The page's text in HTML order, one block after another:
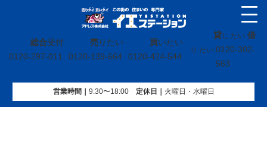
総合受付
0120-297-011
売りたい
0120-139-664
買いたい
0120-424-544
貸し たい 借
り たい 0120-302-
563
営業時間｜ 9:30〜18:00定休⽇｜ 火曜⽇・水曜⽇
イエステーション»売買実績»宮城県»亘理郡»ページ 2